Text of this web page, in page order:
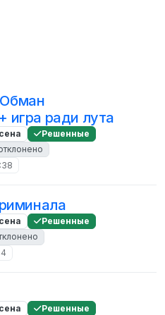
игра ради лута
Решенные
Решенные
Решенные